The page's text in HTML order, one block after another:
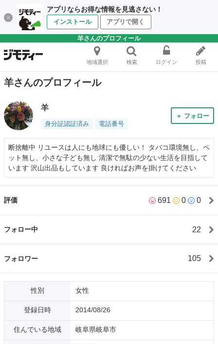
アプリならお得な情報を見逃さない！
インストール アプリで開く
羊さんのプロフィール
地域選択 検索 ログイン 投稿
羊さんのプロフィール
羊
身分証認証済み 電話番号
＋ フォロー
断捨離中 リユースは人にも地球にも優しい！ タバコ環境無し、ペ
ット無し、小さな子ども無し 清潔で無駄の少ない生活を目指して
います 沢山出品もしています 良ければお声を掛けてください
評価 691 0 0
フォロー中 22
フォロワー 105
性別 女性
登録日時 2014/08/26
住んでいる地域 岐阜県岐阜市